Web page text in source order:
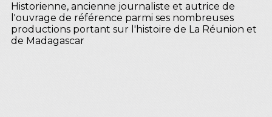
Historienne, ancienne journaliste et autrice de
l'ouvrage de référence parmi ses nombreuses
productions portant sur l'histoire de La Réunion et
de Madagascar